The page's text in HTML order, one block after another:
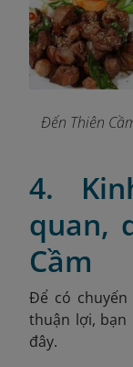
Đến Thiên
4.
quan,
Cầm
Để có chuyến
thuận lợi, bạn
đây.